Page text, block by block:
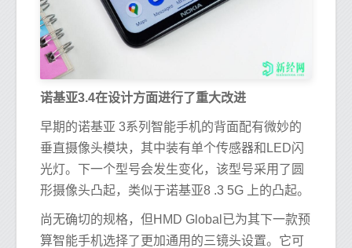
诺基亚3.4在设计方面进行了重大改进
早期的诺基亚 3系列智能手机的背面配有微妙的
垂直摄像头模块，其中装有单个传感器和LED闪
光灯。下一个型号会发生变化，该型号采用了圆
形摄像头凸起，类似于诺基亚8 .3 5G 上的凸起。
尚无确切的规格，但HMD Global已为其下一款预
算智能手机选择了更加通用的三镜头设置。它可